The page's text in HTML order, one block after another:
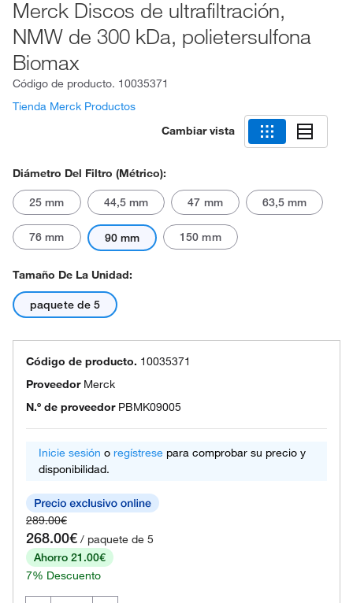
Merck Discos de ultrafiltración,
NMW de 300 kDa, polietersulfona
Biomax
Código de producto. 10035371
Tienda Merck Productos
Cambiar vista
Diámetro Del Filtro (métrico):
25 mm 44,5 mm 47 mm 63,5 mm
76 mm 90 mm 150 mm
Tamaño De La Unidad:
paquete de 5
Código de producto. 10035371
Proveedor Merck
N.º de proveedor PBMK09005
Inicie sesión o regístrese para comprobar su precio y
disponibilidad.
289.00€
268.00€ / paquete de 5
Ahorro 21.00€
7% Descuento